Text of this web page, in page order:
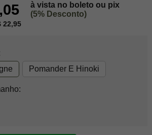
à vista no boleto ou pix
(5% Desconto)
22,95
Pomander E Hinoki